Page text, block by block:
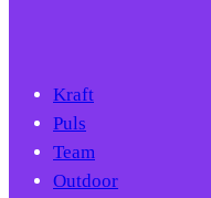
Kraft
Puls
Team
Outdoor